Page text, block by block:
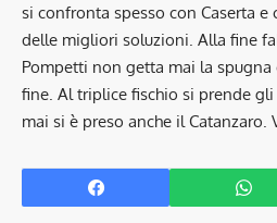
si confronta spesso con Caserta e
delle migliori soluzioni. Alla fine
Pompetti non getta mai la
fine. Al triplice fischio si prende
mai si è preso anche il Catanzaro.